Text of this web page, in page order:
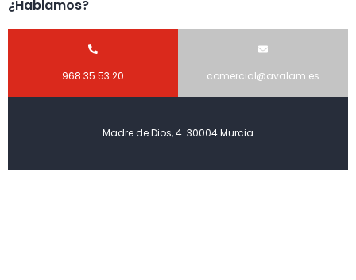
¿Hablamos?
968 35 53 20 comercial@avalam.es
Madre de Dios, 4. 30004 Murcia